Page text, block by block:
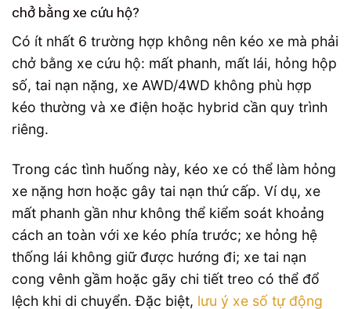
chở bằng xe cứu hộ?
Có ít nhất 6 trường hợp không nên kéo xe mà phải
chở bằng xe cứu hộ: mất phanh, mất lái, hỏng hộp
số, tai nạn nặng, xe AWD/4WD không phù hợp
kéo thường và xe điện hoặc hybrid cần quy trình
riêng.
Trong các tình huống này, kéo xe có thể làm hỏng
xe nặng hơn hoặc gây tai nạn thứ cấp. Ví dụ, xe
mất phanh gần như không thể kiểm soát khoảng
cách an toàn với xe kéo phía trước; xe hỏng hệ
thống lái không giữ được hướng đi; xe tai nạn
cong vênh gầm hoặc gãy chi tiết treo có thể đổ
lệch khi di chuyển. Đặc biệt, lưu ý xe số tự động